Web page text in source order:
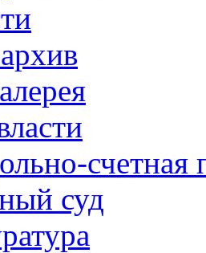
счетная
суд